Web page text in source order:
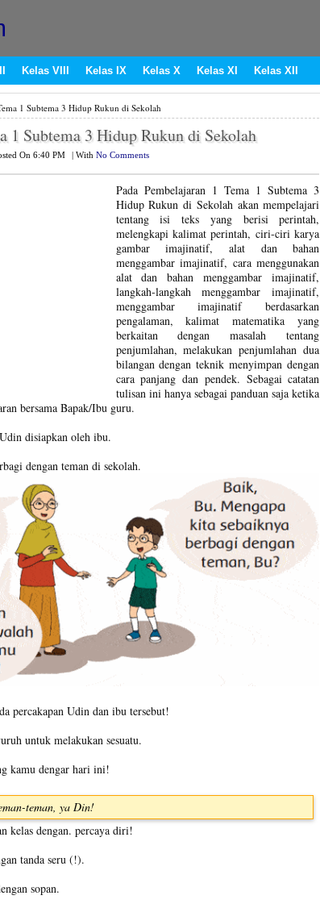
Kelas VIII Kelas IX Kelas X Kelas XI Kelas XII
1 Subtema 3 Hidup Rukun di Sekolah
1 Subtema 3 Hidup Rukun di Sekolah
On 6:40 PM With No Comments
Pada Pembelajaran 1 Tema 1 Subtema 3
Hidup Rukun di Sekolah akan mempelajari
tentang isi teks yang berisi perintah,
melengkapi kalimat perintah, ciri-ciri karya
gambar imajinatif, alat dan bahan
menggambar imajinatif, cara menggunakan
alat dan bahan menggambar imajinatif,
langkah-langkah menggambar imajinatif,
menggambar imajinatif berdasarkan
pengalaman, kalimat matematika yang
berkaitan dengan masalah tentang
penjumlahan, melakukan penjumlahan dua
bilangan dengan teknik menyimpan dengan
cara panjang dan pendek. Sebagai catatan
tulisan ini hanya sebagai panduan saja ketika
bersama Bapak/Ibu guru.
disiapkan oleh ibu.
dengan teman di sekolah.
percakapan Udin dan ibu tersebut!
untuk melakukan sesuatu.
kamu dengar hari ini!
teman, ya Din!
kelas dengan. percaya diri!
tanda seru (!).
sopan.